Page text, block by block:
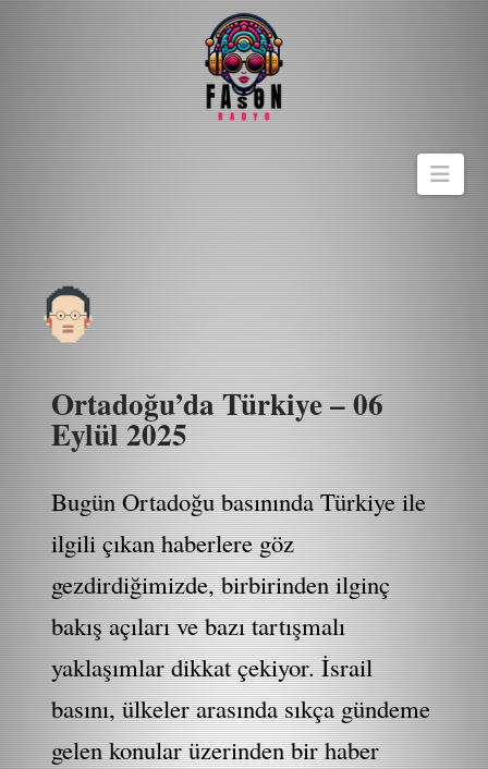
Ortadoğu’da Türkiye – 06
Eylül 2025
Bugün Ortadoğu basınında Türkiye ile
ilgili çıkan haberlere göz
gezdirdiğimizde, birbirinden ilginç
bakış açıları ve bazı tartışmalı
yaklaşımlar dikkat çekiyor. İsrail
basını, ülkeler arasında sıkça gündeme
gelen konular üzerinden bir haber